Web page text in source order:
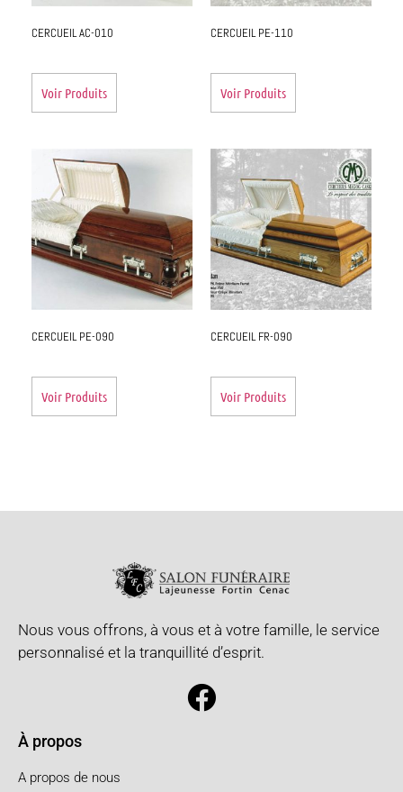
CERCUEIL AC-010
Voir Produits
CERCUEIL PE-110
Voir Produits
CERCUEIL PE-090
Voir Produits
CERCUEIL FR-090
Voir Produits
Nous vous offrons, à vous et à votre famille, le service
personnalisé et la tranquillité d’esprit.
À propos
A propos de nous